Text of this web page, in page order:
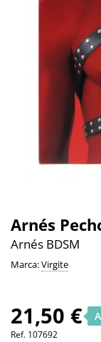
Arnés
Arnés BDSM
Marca:Virgite
21,50 €
Ref. 107692